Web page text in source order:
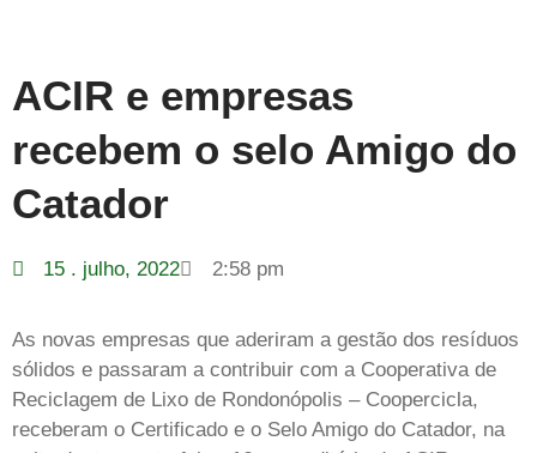
ACIR e empresas
recebem o selo Amigo do
Catador
15 . julho, 2022 2:58 pm
As novas empresas que aderiram a gestão dos resíduos
sólidos e passaram a contribuir com a Cooperativa de
Reciclagem de Lixo de Rondonópolis – Coopercicla,
receberam o Certificado e o Selo Amigo do Catador, na